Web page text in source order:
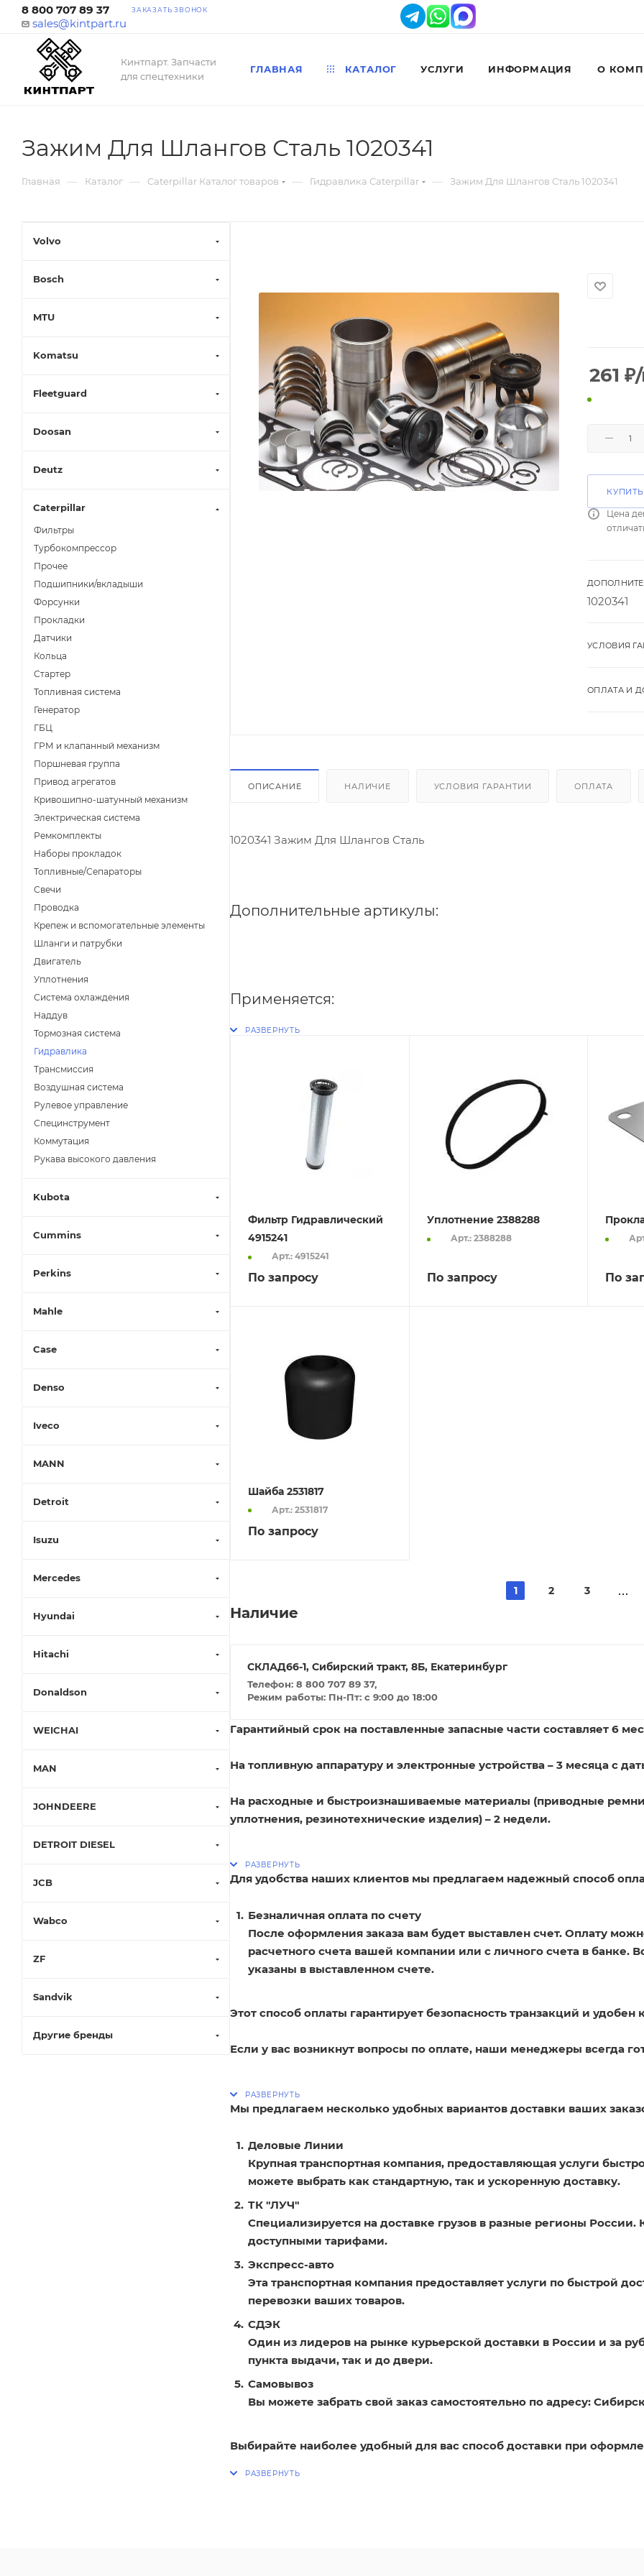
8 800 707 89 37 ЗАКАЗАТЬ ЗВОНОК
sales@kintpart.ru
Кинтпарт. Запчасти
для спецтехники
ГЛАВНАЯ КАТАЛОГ УСЛУГИ ИНФОРМАЦИЯ О
Зажим Для Шлангов Сталь 1020341
Главная — Каталог — Caterpillar Каталог товаров — Гидравлика Caterpillar — Зажим Для Шлангов Сталь 1020341
261 ₽
Цена
1020341
УСЛОВИЯ
ОПЛАТА И
ОПИСАНИЕ НАЛИЧИЕ УСЛОВИЯ ГАРАНТИИ ОПЛАТА
1020341 Зажим Для Шлангов Сталь
Дополнительные артикулы:
Применяется:
Фильтр Гидравлический
4915241
Арт.: 4915241
По запросу
Уплотнение 2388288
Арт.: 2388288
По запросу По
Шайба 2531817
Арт.: 2531817
По запросу
1 2 3
Наличие
СКЛАД66-1, Сибирский тракт, 8Б, Екатеринбург
Телефон: 8 800 707 89 37,
Режим работы: Пн-Пт: с 9:00 до 18:00
Гарантийный срок на поставленные запасные части составляет 6
На топливную аппаратуру и электронные устройства – 3 месяца с
На расходные и быстроизнашиваемые материалы (приводные
уплотнения, резинотехнические изделия) – 2 недели.
Для удобства наших клиентов мы предлагаем надежный способ
Безналичная оплата по счету
После оформления заказа вам будет выставлен счет. Оплату
расчетного счета вашей компании или с личного счета в банке.
указаны в выставленном счете.
Этот способ оплаты гарантирует безопасность транзакций и
Если у вас возникнут вопросы по оплате, наши менеджеры всегда
Мы предлагаем несколько удобных вариантов доставки ваших
Деловые Линии
Крупная транспортная компания, предоставляющая услуги
можете выбрать как стандартную, так и ускоренную доставку.
ТК "ЛУЧ"
Специализируется на доставке грузов в разные регионы
доступными тарифами.
Экспресс-авто
Эта транспортная компания предоставляет услуги по быстрой
перевозки ваших товаров.
СДЭК
Один из лидеров на рынке курьерской доставки в России и за
пункта выдачи, так и до двери.
Самовывоз
Вы можете забрать свой заказ самостоятельно по адресу:
Выбирайте наиболее удобный для вас способ доставки при
Volvo
Bosch
MTU
Komatsu
Fleetguard
Doosan
Deutz
Caterpillar
Фильтры
Турбокомпрессор
Прочее
Подшипники/вкладыши
Форсунки
Прокладки
Датчики
Кольца
Стартер
Топливная система
Генератор
ГБЦ
ГРМ и клапанный механизм
Поршневая группа
Привод агрегатов
Кривошипно-шатунный механизм
Электрическая система
Ремкомплекты
Наборы прокладок
Топливные/Сепараторы
Свечи
Проводка
Крепеж и вспомогательные элементы
Шланги и патрубки
Двигатель
Уплотнения
Система охлаждения
Наддув
Тормозная система
Гидравлика
Трансмиссия
Воздушная система
Рулевое управление
Специнструмент
Коммутация
Рукава высокого давления
Kubota
Cummins
Perkins
Mahle
Case
Denso
Iveco
MANN
Detroit
Isuzu
Mercedes
Hyundai
Hitachi
Donaldson
WEICHAI
MAN
JOHNDEERE
DETROIT DIESEL
JCB
Wabco
ZF
Sandvik
Другие бренды